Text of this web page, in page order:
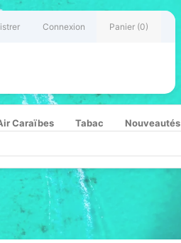
Connexion Panier (0)
Caraïbes Tabac Nouveautés